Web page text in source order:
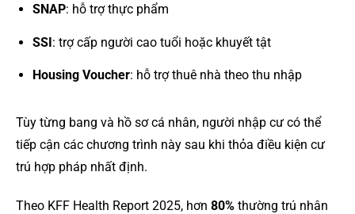
SNAP: hỗ trợ thực phẩm
SSI: trợ cấp người cao tuổi hoặc khuyết tật
Housing Voucher: hỗ trợ thuê nhà theo thu nhập
Tùy từng bang và hồ sơ cá nhân, người nhập cư có thể
tiếp cận các chương trình này sau khi thỏa điều kiện cư
trú hợp pháp nhất định.
Theo KFF Health Report 2025, hơn 80% thường trú nhân